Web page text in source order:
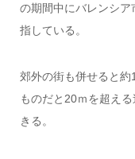
の期間中にバレンシア
指している。
郊外の街も併せると
ものだと20ｍを超え
きる。